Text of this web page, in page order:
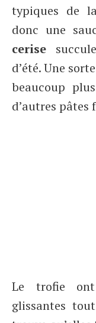
typiques de
donc une
cerise
d’été. Une
beaucoup
d’autres pâtes
Le trofie ont
glissantes